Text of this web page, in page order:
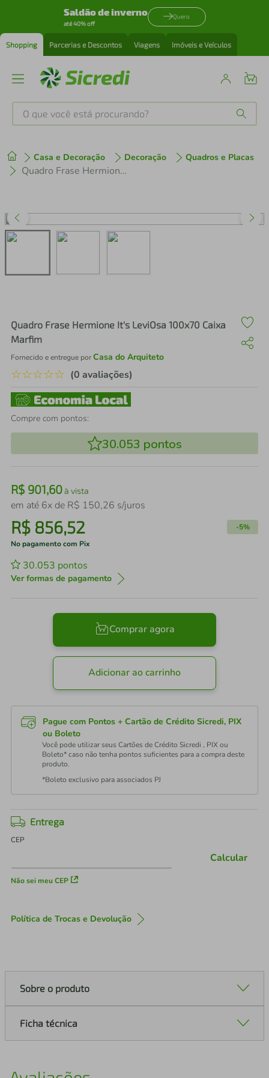
Saldão de inverno
até 40% off
Quero
Shopping Parcerias e Descontos Viagens Imóveis e Veículos
O que você está procurando?
Casa e Decoração Decoração Quadros e Placas
Quadro Frase Hermione It's LeviOsa 100x70 Caixa Marfim
Quadro Frase Hermione It's LeviOsa 100x70 Caixa
Marfim
Fornecido e entregue porCasa do Arquiteto
☆☆☆☆☆ (0 avaliações)
Compre com pontos:
30.053 pontos
R$ 901,60à vista
em até 6x de R$ 150,26 s/juros
R$ 856,52 -5%
No pagamento com Pix
30.053 pontos
Ver formas de pagamento
Comprar agora
Adicionar ao carrinho
Pague com Pontos + Cartão de Crédito Sicredi, PIX
ou Boleto
Você pode utilizar seus Cartões de Crédito Sicredi , PIX ou
Boleto* caso não tenha pontos suficientes para a compra deste
produto.
*Boleto exclusivo para associados PJ
Entrega
CEP
Não sei meu CEP
Calcular
Política de Trocas e Devolução
Sobre o produto
Ficha técnica
1º tenis
perfume